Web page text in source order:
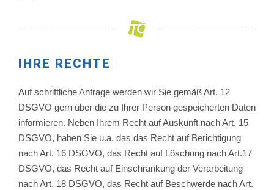
IHRE RECHTE
Auf schriftliche Anfrage werden wir Sie gemäß Art. 12
DSGVO gern über die zu Ihrer Person gespeicherten Daten
informieren. Neben Ihrem Recht auf Auskunft nach Art. 15
DSGVO, haben Sie u.a. das das Recht auf Berichtigung
nach Art. 16 DSGVO, das Recht auf Löschung nach Art.17
DSGVO, das Recht auf Einschränkung der Verarbeitung
nach Art. 18 DSGVO, das Recht auf Beschwerde nach Art.